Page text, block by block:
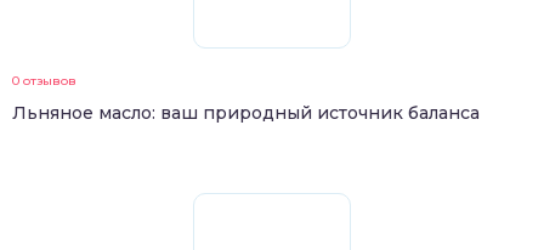
0 отзывов
Льняное масло: ваш природный источник баланса